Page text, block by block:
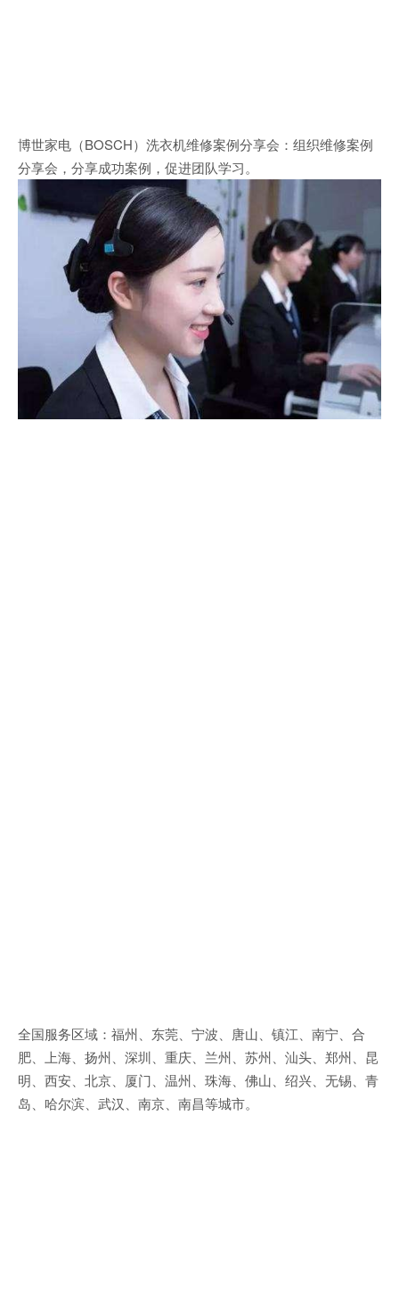
博世家电（BOSCH）洗衣机维修案例分享会：组织维修案例
分享会，分享成功案例，促进团队学习。
全国服务区域：福州、东莞、宁波、唐山、镇江、南宁、合
肥、上海、扬州、深圳、重庆、兰州、苏州、汕头、郑州、昆
明、西安、北京、厦门、温州、珠海、佛山、绍兴、无锡、青
岛、哈尔滨、武汉、南京、南昌等城市。